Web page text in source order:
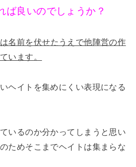
ば良いのでしょうか？
名前を伏せたうえで他陣営の作
います。
ヘイトを集めにくい表現になる
いるのか分かってしまうと思い
ためそこまでヘイトは集まらな